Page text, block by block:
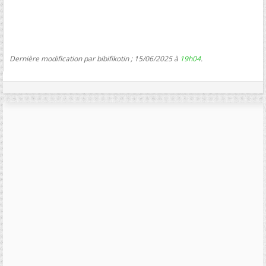
Dernière modification par bibifikotin ; 15/06/2025 à 19h04.